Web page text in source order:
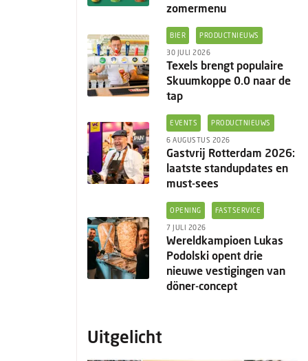
zomermenu
BIER PRODUCTNIEUWS
30 JULI 2026
Texels brengt populaire
Skuumkoppe 0.0 naar de
tap
EVENTS PRODUCTNIEUWS
6 AUGUSTUS 2026
Gastvrij Rotterdam 2026:
laatste standupdates en
must-sees
OPENING FASTSERVICE
7 JULI 2026
Wereldkampioen Lukas
Podolski opent drie
nieuwe vestigingen van
döner-concept
Uitgelicht